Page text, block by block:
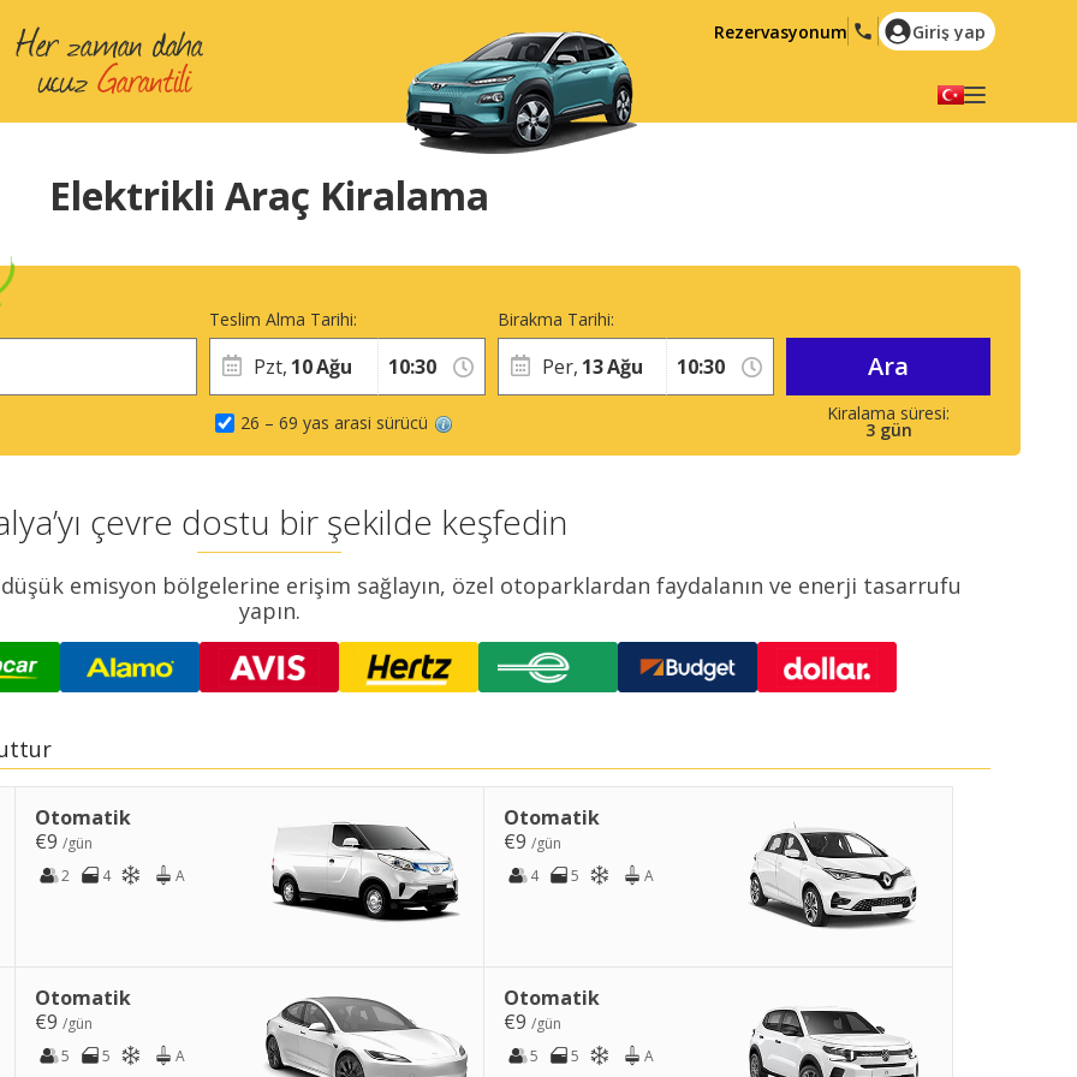
Rezervasyonum Giriş yap
Polski
Türkçe
Română
Ελληνικά
Hrvatski
Elektrikli Araç Kiralama
Teslim Alma Tarihi:
Pzt, 10Ağu
3 gün
Birakma Tarihi:
Per, 13Ağu
26 – 69 yas arasi sürücü
Ara
çevre dostu bir şekilde keşfedin
emisyon bölgelerine erişim sağlayın, özel otoparklardan faydalanın ve enerji tasarrufu
yapın.
Otomatik
€9/gün
2
4 A
Otomatik
€9 /gün
4
5 A
Otomatik
€9/gün
5
5 A
Otomatik
€9 /gün
5
5 A